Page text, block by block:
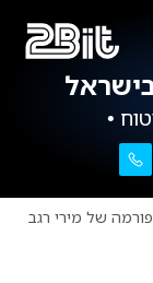
•
של מירי רגב